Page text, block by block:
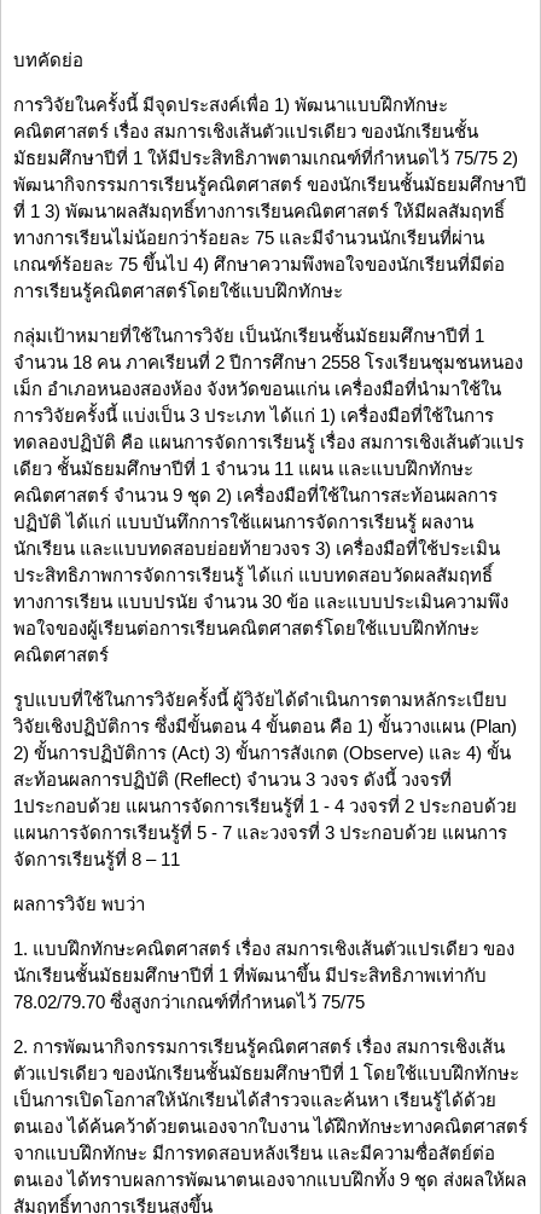
บทคัดย่อ
การวิจัยในครั้งนี้ มีจุดประสงค์เพื่อ 1) พัฒนาแบบฝึกทักษะ
คณิตศาสตร์ เรื่อง สมการเชิงเส้นตัวแปรเดียว ของนักเรียนชั้น
มัธยมศึกษาปีที่ 1 ให้มีประสิทธิภาพตามเกณฑ์ที่กำหนดไว้ 75/75 2)
พัฒนากิจกรรมการเรียนรู้คณิตศาสตร์ ของนักเรียนชั้นมัธยมศึกษาปี
ที่ 1 3) พัฒนาผลสัมฤทธิ์ทางการเรียนคณิตศาสตร์ ให้มีผลสัมฤทธิ์
ทางการเรียนไม่น้อยกว่าร้อยละ 75 และมีจำนวนนักเรียนที่ผ่าน
เกณฑ์ร้อยละ 75 ขึ้นไป 4) ศึกษาความพึงพอใจของนักเรียนที่มีต่อ
การเรียนรู้คณิตศาสตร์โดยใช้แบบฝึกทักษะ
กลุ่มเป้าหมายที่ใช้ในการวิจัย เป็นนักเรียนชั้นมัธยมศึกษาปีที่ 1
จำนวน 18 คน ภาคเรียนที่ 2 ปีการศึกษา 2558 โรงเรียนชุมชนหนอง
เม็ก อำเภอหนองสองห้อง จังหวัดขอนแก่น เครื่องมือที่นำมาใช้ใน
การวิจัยครั้งนี้ แบ่งเป็น 3 ประเภท ได้แก่ 1) เครื่องมือที่ใช้ในการ
ทดลองปฏิบัติ คือ แผนการจัดการเรียนรู้ เรื่อง สมการเชิงเส้นตัวแปร
เดียว ชั้นมัธยมศึกษาปีที่ 1 จำนวน 11 แผน และแบบฝึกทักษะ
คณิตศาสตร์ จำนวน 9 ชุด 2) เครื่องมือที่ใช้ในการสะท้อนผลการ
ปฏิบัติ ได้แก่ แบบบันทึกการใช้แผนการจัดการเรียนรู้ ผลงาน
นักเรียน และแบบทดสอบย่อยท้ายวงจร 3) เครื่องมือที่ใช้ประเมิน
ประสิทธิภาพการจัดการเรียนรู้ ได้แก่ แบบทดสอบวัดผลสัมฤทธิ์
ทางการเรียน แบบปรนัย จำนวน 30 ข้อ และแบบประเมินความพึง
พอใจของผู้เรียนต่อการเรียนคณิตศาสตร์โดยใช้แบบฝึกทักษะ
คณิตศาสตร์
รูปแบบที่ใช้ในการวิจัยครั้งนี้ ผู้วิจัยได้ดำเนินการตามหลักระเบียบ
วิจัยเชิงปฏิบัติการ ซึ่งมีขั้นตอน 4 ขั้นตอน คือ 1) ขั้นวางแผน (Plan)
2) ขั้นการปฏิบัติการ (Act) 3) ขั้นการสังเกต (Observe) และ 4) ขั้น
สะท้อนผลการปฏิบัติ (Reflect) จำนวน 3 วงจร ดังนี้ วงจรที่
1ประกอบด้วย แผนการจัดการเรียนรู้ที่ 1 - 4 วงจรที่ 2 ประกอบด้วย
แผนการจัดการเรียนรู้ที่ 5 - 7 และวงจรที่ 3 ประกอบด้วย แผนการ
จัดการเรียนรู้ที่ 8 – 11
ผลการวิจัย พบว่า
1. แบบฝึกทักษะคณิตศาสตร์ เรื่อง สมการเชิงเส้นตัวแปรเดียว ของ
นักเรียนชั้นมัธยมศึกษาปีที่ 1 ที่พัฒนาขึ้น มีประสิทธิภาพเท่ากับ
78.02/79.70 ซึ่งสูงกว่าเกณฑ์ที่กำหนดไว้ 75/75
2. การพัฒนากิจกรรมการเรียนรู้คณิตศาสตร์ เรื่อง สมการเชิงเส้น
ตัวแปรเดียว ของนักเรียนชั้นมัธยมศึกษาปีที่ 1 โดยใช้แบบฝึกทักษะ
เป็นการเปิดโอกาสให้นักเรียนได้สำรวจและค้นหา เรียนรู้ได้ด้วย
ตนเอง ได้ค้นคว้าด้วยตนเองจากใบงาน ได้ฝึกทักษะทางคณิตศาสตร์
จากแบบฝึกทักษะ มีการทดสอบหลังเรียน และมีความซื่อสัตย์ต่อ
ตนเอง ได้ทราบผลการพัฒนาตนเองจากแบบฝึกทั้ง 9 ชุด ส่งผลให้ผล
สัมฤทธิ์ทางการเรียนสูงขึ้น